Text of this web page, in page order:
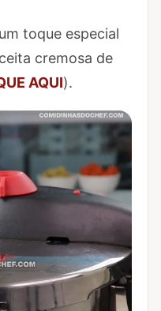
toque especial
cremosa de
AQUI).